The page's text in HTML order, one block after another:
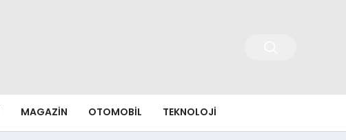
MAGAZIN OTOMOBIL TEKNOLOJI